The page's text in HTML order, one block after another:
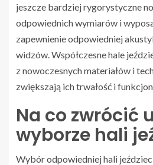
jeszcze bardziej rygorystyczne
odpowiednich wymiarów i
zapewnienie odpowiedniej
widzów. Współczesne hale
z nowoczesnych materiałów i
zwiększają ich trwałość i
Na co zwrócić
wyborze hali
Wybór odpowiedniej hali